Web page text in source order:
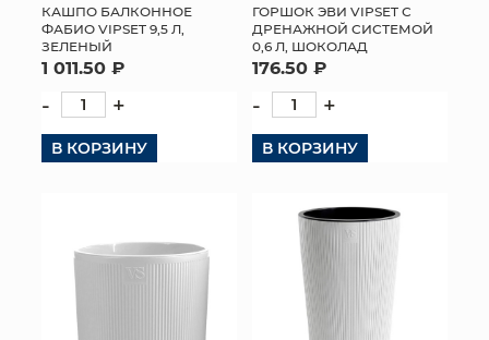
КАШПО БАЛКОННОЕ
ФАБИО VIPSET 9,5 Л,
ЗЕЛЕНЫЙ
1 011.50 ₽
- +
В КОРЗИНУ
ГОРШОК ЭВИ VIPSET С
ДРЕНАЖНОЙ СИСТЕМОЙ
0,6 Л, ШОКОЛАД
176.50 ₽
- +
В КОРЗИНУ